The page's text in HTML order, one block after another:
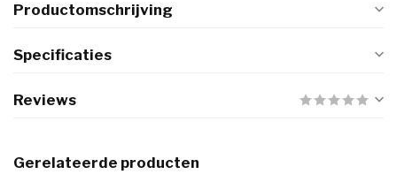
Productomschrijving
Specificaties
Reviews
Gerelateerde producten